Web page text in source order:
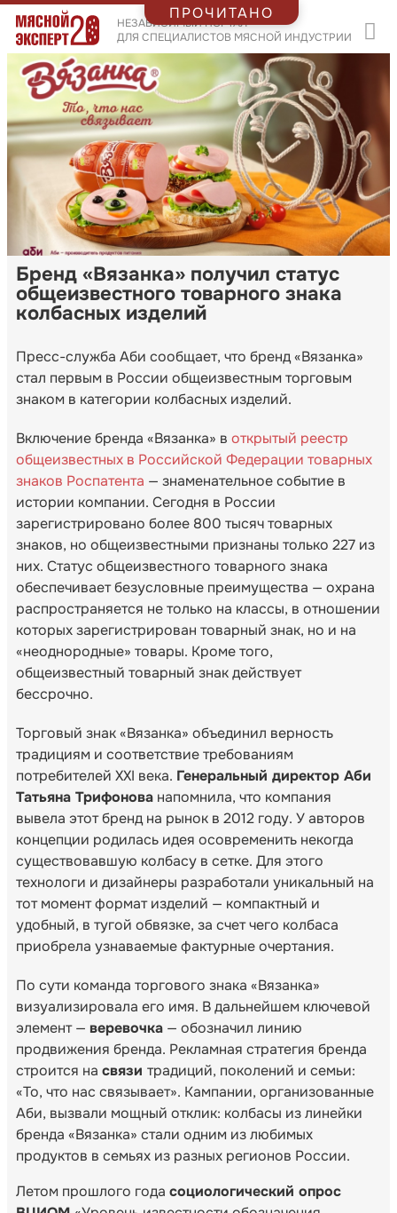
НЕЗАВИСИМЫЙ ПОРТАЛ
ДЛЯ СПЕЦИАЛИСТОВ МЯСНОЙ ИНДУСТРИИ
Бренд «Вязанка» получил статус
общеизвестного товарного знака
колбасных изделий
Пресс-служба Аби сообщает, что бренд «Вязанка»
стал первым в России общеизвестным торговым
знаком в категории колбасных изделий.
Включение бренда «Вязанка» в открытый реестр
общеизвестных в Российской Федерации товарных
знаков Роспатента — знаменательное событие в
истории компании. Сегодня в России
зарегистрировано более 800 тысяч товарных
знаков, но общеизвестными признаны только 227 из
них. Статус общеизвестного товарного знака
обеспечивает безусловные преимущества — охрана
распространяется не только на классы, в отношении
которых зарегистрирован товарный знак, но и на
«неоднородные» товары. Кроме того,
общеизвестный товарный знак действует
бессрочно.
Торговый знак «Вязанка» объединил верность
традициям и соответствие требованиям
потребителей XXI века. Генеральный директор Аби
Татьяна Трифонова напомнила, что компания
вывела этот бренд на рынок в 2012 году. У авторов
концепции родилась идея осовременить некогда
существовавшую колбасу в сетке. Для этого
технологи и дизайнеры разработали уникальный на
тот момент формат изделий — компактный и
удобный, в тугой обвязке, за счет чего колбаса
приобрела узнаваемые фактурные очертания.
По сути команда торгового знака «Вязанка»
визуализировала его имя. В дальнейшем ключевой
элемент — веревочка — обозначил линию
продвижения бренда. Рекламная стратегия бренда
строится на связи традиций, поколений и семьи:
«То, что нас связывает». Кампании, организованные
Аби, вызвали мощный отклик: колбасы из линейки
бренда «Вязанка» стали одним из любимых
продуктов в семьях из разных регионов России.
Летом прошлого года социологический опрос
ПРОЧИТАНО